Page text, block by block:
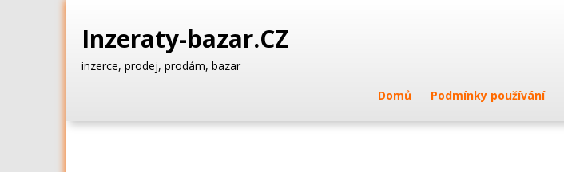
Inzeraty-bazar.CZ
inzerce, prodej, prodám, bazar
Domů
Podmínky používání